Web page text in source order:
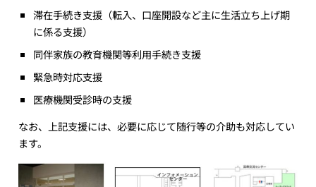
滞在手続き支援（転入、口座開設など主に生活立ち上げ期
に係る支援）
同伴家族の教育機関等利用手続き支援
緊急時対応支援
医療機関受診時の支援
なお、上記支援には、必要に応じて随行等の介助も対応してい
ます。